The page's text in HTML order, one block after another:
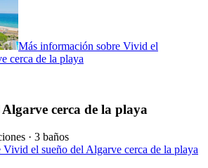
Más información sobre Vivid el
cerca de la playa
cerca de la playa
· 3 baños
el sueño del Algarve cerca de la playa